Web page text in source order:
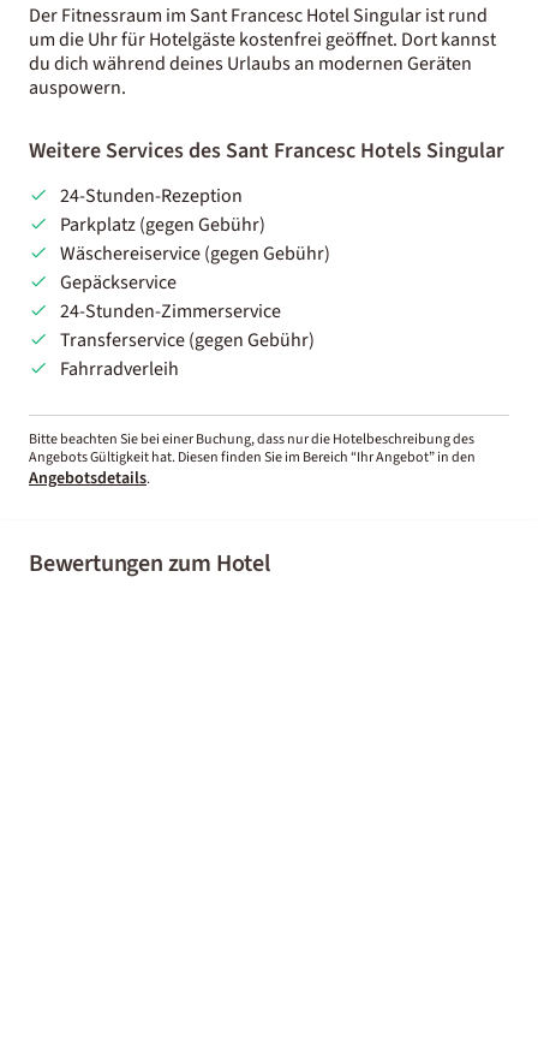
Der Fitnessraum im Sant Francesc Hotel Singular ist rund
um die Uhr für Hotelgäste kostenfrei geöffnet. Dort kannst
du dich während deines Urlaubs an modernen Geräten
auspowern.
Weitere Services des Sant Francesc Hotels Singular
24-Stunden-Rezeption
Parkplatz (gegen Gebühr)
Wäschereiservice (gegen Gebühr)
Gepäckservice
24-Stunden-Zimmerservice
Transferservice (gegen Gebühr)
Fahrradverleih
Bitte beachten Sie bei einer Buchung, dass nur die Hotelbeschreibung des
Angebots Gültigkeit hat. Diesen finden Sie im Bereich “Ihr Angebot” in den
Angebotsdetails.
Bewertungen zum Hotel